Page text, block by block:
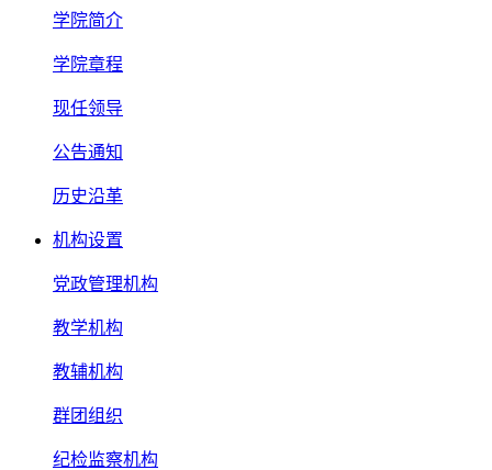
学院简介
学院章程
现任领导
公告通知
历史沿革
机构设置
党政管理机构
教学机构
教辅机构
群团组织
纪检监察机构